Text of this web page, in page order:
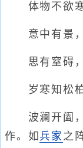
体物不欲寒
意中有景，
思有窒碍，
岁寒知松柏
波澜开阖，
作。如兵家 之